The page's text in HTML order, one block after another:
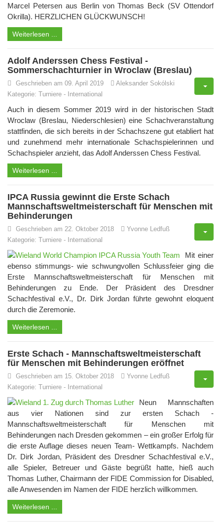
Marcel Petersen aus Berlin von Thomas Beck (SV Ottendorf
Okrilla). HERZLICHEN GLÜCKWUNSCH!
Weiterlesen ...
Adolf Anderssen Chess Festival -
Sommerschachturnier in Wroclaw (Breslau)
Geschrieben am 09. April 2019
Aleksander Sokólski
Kategorie: Turniere - International
Auch in diesem Sommer 2019 wird in der historischen Stadt
Wroclaw (Breslau, Niederschlesien) eine Schachveranstaltung
stattfinden, die sich bereits in der Schachszene gut etabliert hat
und zunehmend mehr internationale Schachspielerinnen und
Schachspieler anzieht, das Adolf Anderssen Chess Festival.
Weiterlesen ...
IPCA Russia gewinnt die Erste Schach
Mannschaftsweltmeisterschaft für Menschen mit
Behinderungen
Geschrieben am 22. Oktober 2018
Yvonne Ledfuß
Kategorie: Turniere - International
Mit einer
ebenso stimmungs- wie schwungvollen Schlussfeier ging die
Erste Mannschaftsweltmeisterschaft für Menschen mit
Behinderungen zu Ende. Der Präsident des Dresdner
Schachfestival e.V., Dr. Dirk Jordan führte gewohnt eloquent
durch die Zeremonie.
Weiterlesen ...
Erste Schach - Mannschaftsweltmeisterschaft
für Menschen mit Behinderungen eröffnet
Geschrieben am 15. Oktober 2018
Yvonne Ledfuß
Kategorie: Turniere - International
Neun Mannschaften
aus vier Nationen sind zur ersten Schach -
Mannschaftsweltmeisterschaft für Menschen mit
Behinderungen nach Dresden gekommen – ein großer Erfolg für
die erste Auflage dieses neuen Team- Wettkampfs. Nachdem
Dr. Dirk Jordan, Präsident des Dresdner Schachfestival e.V.,
alle Spieler, Betreuer und Gäste begrüßt hatte, hieß auch
Thomas Luther, Chairmann der FIDE Commission for Disabled,
alle Anwesenden im Namen der FIDE herzlich willkommen.
Weiterlesen ...